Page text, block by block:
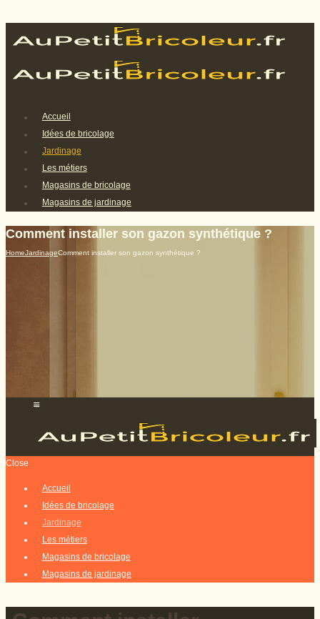
Accueil
Idées de bricolage
Jardinage
Les métiers
Magasins de bricolage
Magasins de jardinage
Comment installer son gazon synthétique ?
HomeJardinageComment installer son gazon synthétique ?
Close
Accueil
Idées de bricolage
Jardinage
Les métiers
Magasins de bricolage
Magasins de jardinage